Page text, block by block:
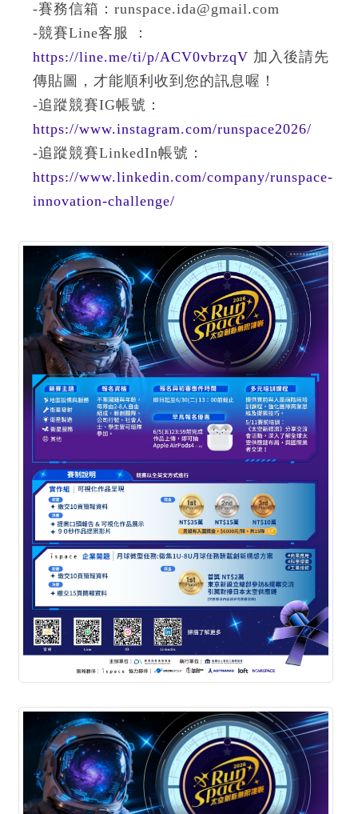
-賽務信箱：runspace.ida@gmail.com
-競賽Line客服 ：
https://line.me/ti/p/ACV0vbrzqV 加入後請先
傳貼圖，才能順利收到您的訊息喔！
-追蹤競賽IG帳號：
https://www.instagram.com/runspace2026/
-追蹤競賽LinkedIn帳號：
https://www.linkedin.com/company/runspace-
innovation-challenge/